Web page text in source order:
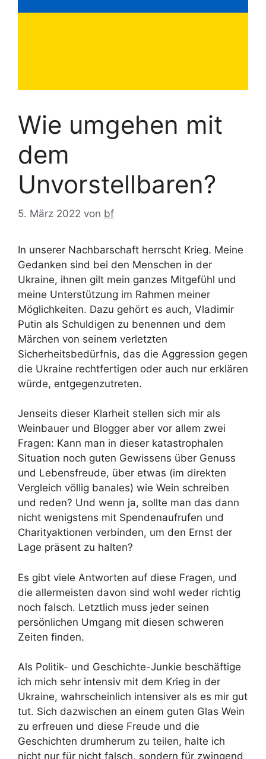
Wie umgehen mit
dem
Unvorstellbaren?
5. März 2022 von bf
In unserer Nachbarschaft herrscht Krieg. Meine
Gedanken sind bei den Menschen in der
Ukraine, ihnen gilt mein ganzes Mitgefühl und
meine Unterstützung im Rahmen meiner
Möglichkeiten. Dazu gehört es auch, Vladimir
Putin als Schuldigen zu benennen und dem
Märchen von seinem verletzten
Sicherheitsbedürfnis, das die Aggression gegen
die Ukraine rechtfertigen oder auch nur erklären
würde, entgegenzutreten.
Jenseits dieser Klarheit stellen sich mir als
Weinbauer und Blogger aber vor allem zwei
Fragen: Kann man in dieser katastrophalen
Situation noch guten Gewissens über Genuss
und Lebensfreude, über etwas (im direkten
Vergleich völlig banales) wie Wein schreiben
und reden? Und wenn ja, sollte man das dann
nicht wenigstens mit Spendenaufrufen und
Charityaktionen verbinden, um den Ernst der
Lage präsent zu halten?
Es gibt viele Antworten auf diese Fragen, und
die allermeisten davon sind wohl weder richtig
noch falsch. Letztlich muss jeder seinen
persönlichen Umgang mit diesen schweren
Zeiten finden.
Als Politik- und Geschichte-Junkie beschäftige
ich mich sehr intensiv mit dem Krieg in der
Ukraine, wahrscheinlich intensiver als es mir gut
tut. Sich dazwischen an einem guten Glas Wein
zu erfreuen und diese Freude und die
Geschichten drumherum zu teilen, halte ich
nicht nur für nicht falsch, sondern für zwingend